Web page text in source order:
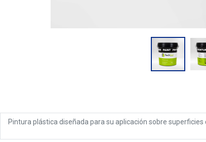
Pintura plástica diseñada para su aplicación sobre